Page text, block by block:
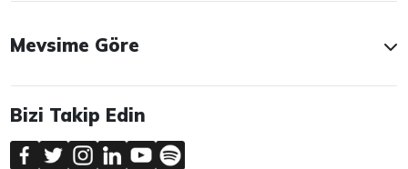
Mevsime Göre
Bizi Takip Edin